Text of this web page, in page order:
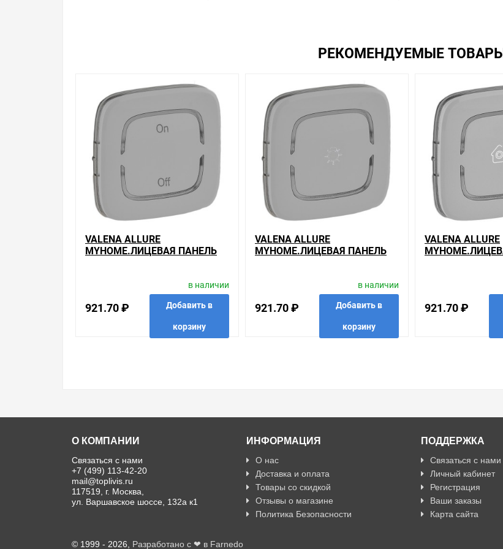
РЕКОМЕНДУЕМЫЕ ТОВАРЫ
VALENA ALLURE
MYHOME.ЛИЦЕВАЯ ПАНЕЛЬ
921.70 ₽
в наличии
Добавить в
корзину
VALENA ALLURE
MYHOME.ЛИЦЕВАЯ ПАНЕЛЬ
921.70 ₽
в наличии
Добавить в
корзину
VALENA ALLURE
921.70 ₽
О КОМПАНИИ
Связаться с нами
+7 (499) 113-42-20
mail@toplivis.ru
117519, г. Москва,
ул. Варшавское шоссе, 132а к1
ИНФОРМАЦИЯ
О нас
Доставка и оплата
Товары со скидкой
Отзывы о магазине
Политика Безопасности
ПОДДЕРЖКА
Связаться с нами
Личный кабинет
Регистрация
Ваши заказы
Карта сайта
© 1999 - 2026, Разработано с ❤ в Farnedo